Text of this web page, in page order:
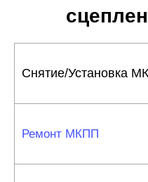
Снятие/Установка
Ремонт МКПП